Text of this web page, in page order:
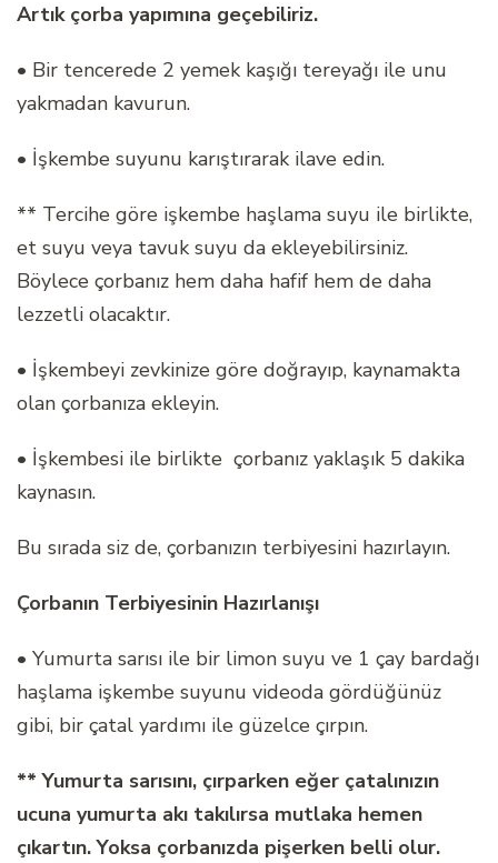
Artık çorba yapımına geçebiliriz.
• Bir tencerede 2 yemek kaşığı tereyağı ile unu
yakmadan kavurun.
• İşkembe suyunu karıştırarak ilave edin.
** Tercihe göre işkembe haşlama suyu ile birlikte,
et suyu veya tavuk suyu da ekleyebilirsiniz.
Böylece çorbanız hem daha hafif hem de daha
lezzetli olacaktır.
• İşkembeyi zevkinize göre doğrayıp, kaynamakta
olan çorbanıza ekleyin.
• İşkembesi ile birlikte çorbanız yaklaşık 5 dakika
kaynasın.
Bu sırada siz de, çorbanızın terbiyesini hazırlayın.
Çorbanın Terbiyesinin Hazırlanışı
• Yumurta sarısı ile bir limon suyu ve 1 çay bardağı
haşlama işkembe suyunu videoda gördüğünüz
gibi, bir çatal yardımı ile güzelce çırpın.
** Yumurta sarısını, çırparken eğer çatalınızın
ucuna yumurta akı takılırsa mutlaka hemen
çıkartın. Yoksa çorbanızda pişerken belli olur.